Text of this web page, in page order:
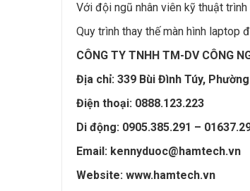
Với đội ngũ nhân viên kỹ thuật
Quy trình thay thế màn hình laptop
CÔNG TY TNHH TM-DV CÔNG
Địa chỉ: 339 Bùi Đình Túy,
Điện thoại: 0888.123.223
Di động: 0905.385.291 –
Email: kennyduoc@hamtech.vn
Website: www.hamtech.vn